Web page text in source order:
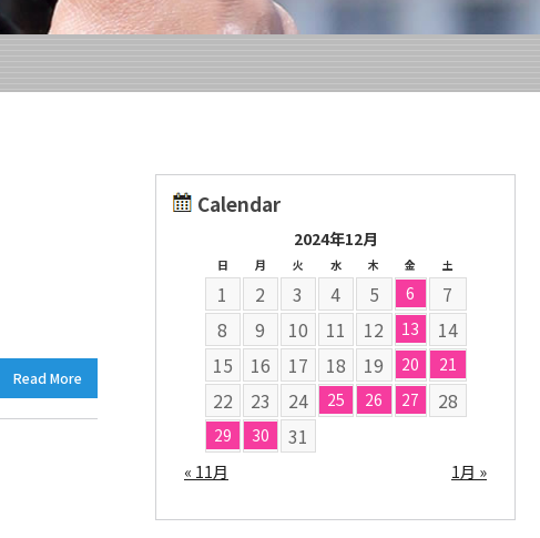
Read More
Calendar
2024年12月
日 月 火 水 木 金 土
1 2 3 4 5 6
7
8
9 10 11 12 13
14
15
16 17 18 19 20 21
22 23 24 25 26 27 28
29 30 31
« 11月 1月 »